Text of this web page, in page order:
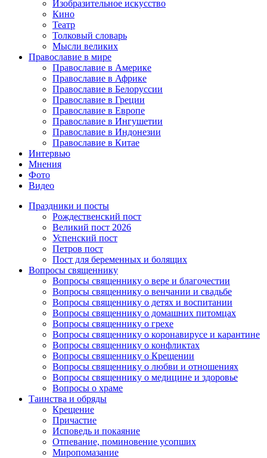
Изобразительное искусство
Кино
Театр
Толковый словарь
Мысли великих
Православие в мире
Православие в Америке
Православие в Африке
Православие в Белоруссии
Православие в Греции
Православие в Европе
Православие в Ингушетии
Православие в Индонезии
Православие в Китае
Интервью
Мнения
Фото
Видео
Праздники и посты
Рождественский пост
Великий пост 2026
Успенский пост
Петров пост
Пост для беременных и болящих
Вопросы священнику
Вопросы священнику о вере и благочестии
Вопросы священнику о венчании и свадьбе
Вопросы священнику о детях и воспитании
Вопросы священнику о домашних питомцах
Вопросы священнику о грехе
Вопросы священнику о коронавирусе и карантине
Вопросы священнику о конфликтах
Вопросы священнику о Крещении
Вопросы священнику о любви и отношениях
Вопросы священнику о медицине и здоровье
Вопросы о храме
Таинства и обряды
Крещение
Причастие
Исповедь и покаяние
Отпевание, поминовение усопших
Миропомазание